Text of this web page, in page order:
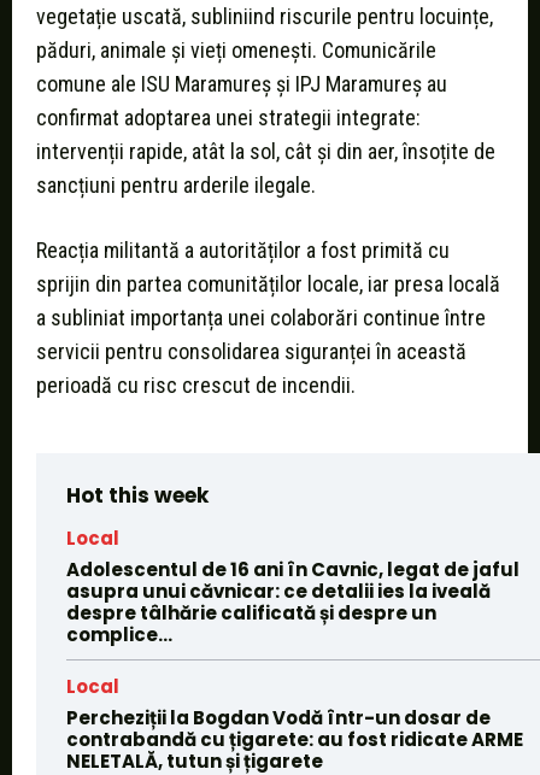
vegetație uscată, subliniind riscurile pentru locuințe,
păduri, animale și vieți omenești. Comunicările
comune ale ISU Maramureș și IPJ Maramureș au
confirmat adoptarea unei strategii integrate:
intervenții rapide, atât la sol, cât și din aer, însoțite de
sancțiuni pentru arderile ilegale.
Reacția militantă a autorităților a fost primită cu
sprijin din partea comunităților locale, iar presa locală
a subliniat importanța unei colaborări continue între
servicii pentru consolidarea siguranței în această
perioadă cu risc crescut de incendii.
Hot this week
Local
Adolescentul de 16 ani în Cavnic, legat de jaful
asupra unui căvnicar: ce detalii ies la iveală
despre tâlhărie calificată și despre un
complice...
Local
Percheziții la Bogdan Vodă într-un dosar de
contrabandă cu țigarete: au fost ridicate ARME
NELETALĂ, tutun și țigarete